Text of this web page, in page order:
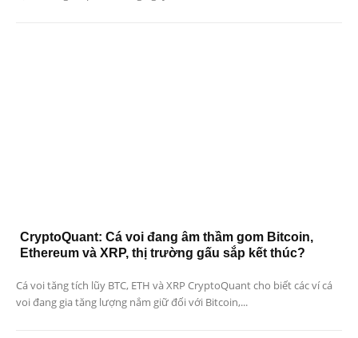
CryptoQuant: Cá voi đang âm thầm gom Bitcoin,
Ethereum và XRP, thị trường gấu sắp kết thúc?
Cá voi tăng tích lũy BTC, ETH và XRP CryptoQuant cho biết các ví cá
voi đang gia tăng lượng nắm giữ đối với Bitcoin,...